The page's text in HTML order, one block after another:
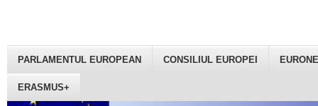
PARLAMENTUL EUROPEAN CONSILIUL EUROPEI
ERASMUS+